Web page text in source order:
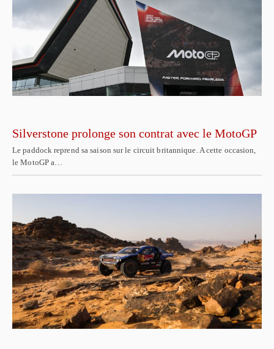
Silverstone prolonge son contrat avec le MotoGP
Le paddock reprend sa saison sur le circuit britannique. A cette occasion,
le MotoGP a…